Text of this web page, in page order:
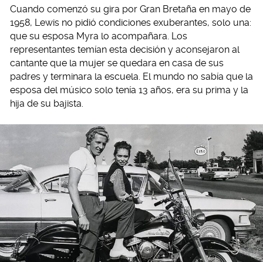
Cuando comenzó su gira por Gran Bretaña en mayo de
1958, Lewis no pidió condiciones exuberantes, solo una:
que su esposa Myra lo acompañara. Los
representantes temían esta decisión y aconsejaron al
cantante que la mujer se quedara en casa de sus
padres y terminara la escuela. El mundo no sabía que la
esposa del músico solo tenía 13 años, era su prima y la
hija de su bajista.